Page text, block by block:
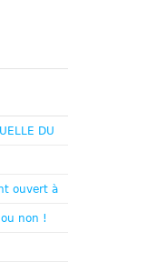
DU
ouvert à
non !